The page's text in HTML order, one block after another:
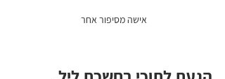
אישה מסיפור אחר